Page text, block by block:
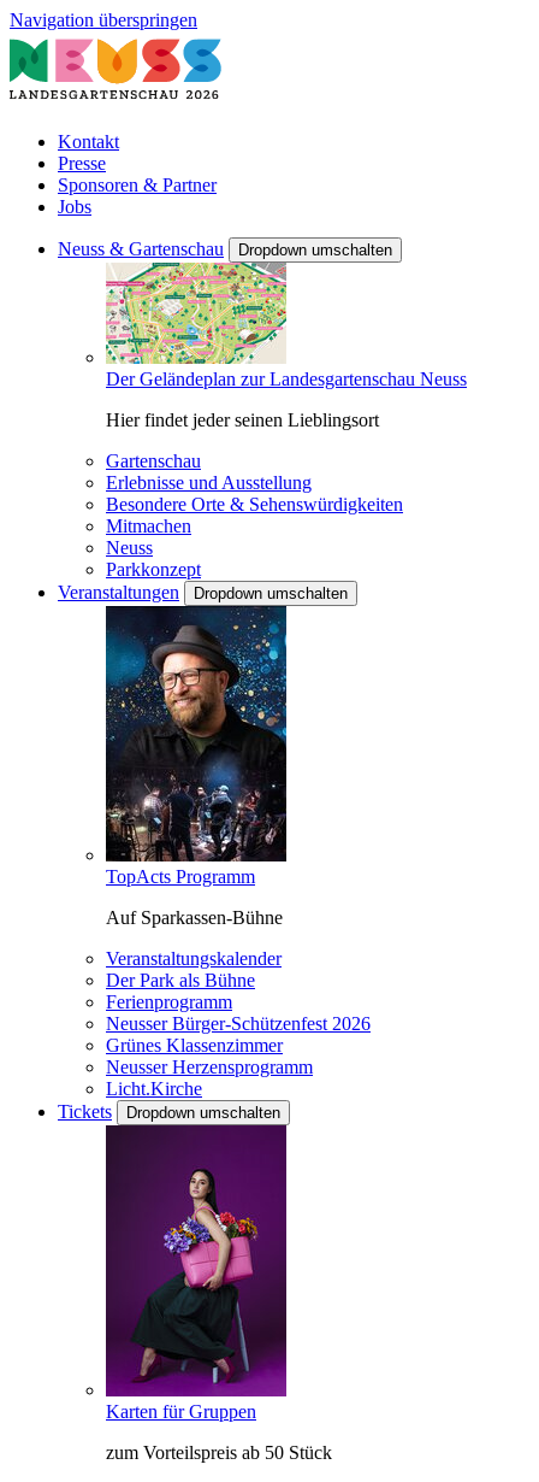
Navigation überspringen
Kontakt
Presse
Sponsoren & Partner
Jobs
Neuss & Gartenschau Dropdown umschalten
Der Geländeplan zur Landesgartenschau Neuss
Hier findet jeder seinen Lieblingsort
Gartenschau
Erlebnisse und Ausstellung
Besondere Orte & Sehenswürdigkeiten
Mitmachen
Neuss
Parkkonzept
Veranstaltungen
Dropdown umschalten
TopActs Programm
Auf Sparkassen-Bühne
Veranstaltungskalender
Der Park als Bühne
Ferienprogramm
Neusser Bürger-Schützenfest 2026
Grünes Klassenzimmer
Neusser Herzensprogramm
Licht.Kirche
Tickets
Dropdown umschalten
Karten für Gruppen
zum Vorteilspreis ab 50 Stück